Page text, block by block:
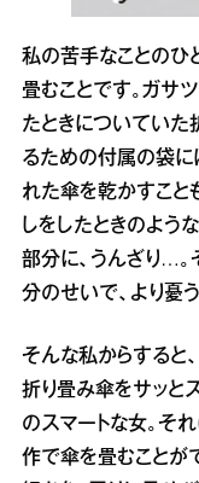
私の苦手なことのひ
畳むことです。ガサ
たときについていた
るための付属の袋に
れた傘を乾かすこと
しをしたときのよう
部分に、うんざり…。
分のせいで、より憂
そんな私からすると
折り畳み傘をサッと
のスマートな女。そ
作で傘を畳むことが